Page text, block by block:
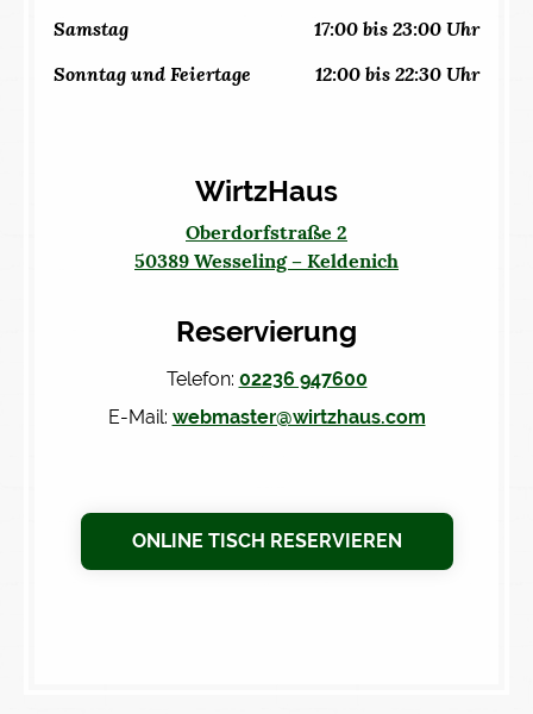
Samstag 17:00 bis 23:00 Uhr
Sonntag und Feiertage 12:00 bis 22:30 Uhr
WirtzHaus
Oberdorfstraße 2
50389 Wesseling – Keldenich
Reservierung
Telefon: 02236 947600
E-Mail: webmaster@wirtzhaus.com
ONLINE TISCH RESERVIEREN